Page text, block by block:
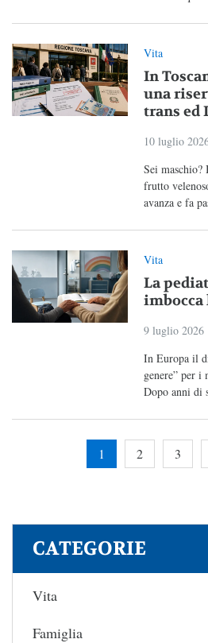
Vita
In
una
trans ed
10 luglio
Sei
frutto
avanza e fa
Vita
La
imbocca
9 luglio 2026
In Europa il
genere” per i
Dopo anni di
1 2 3
CATEGORIE
Vita
Famiglia